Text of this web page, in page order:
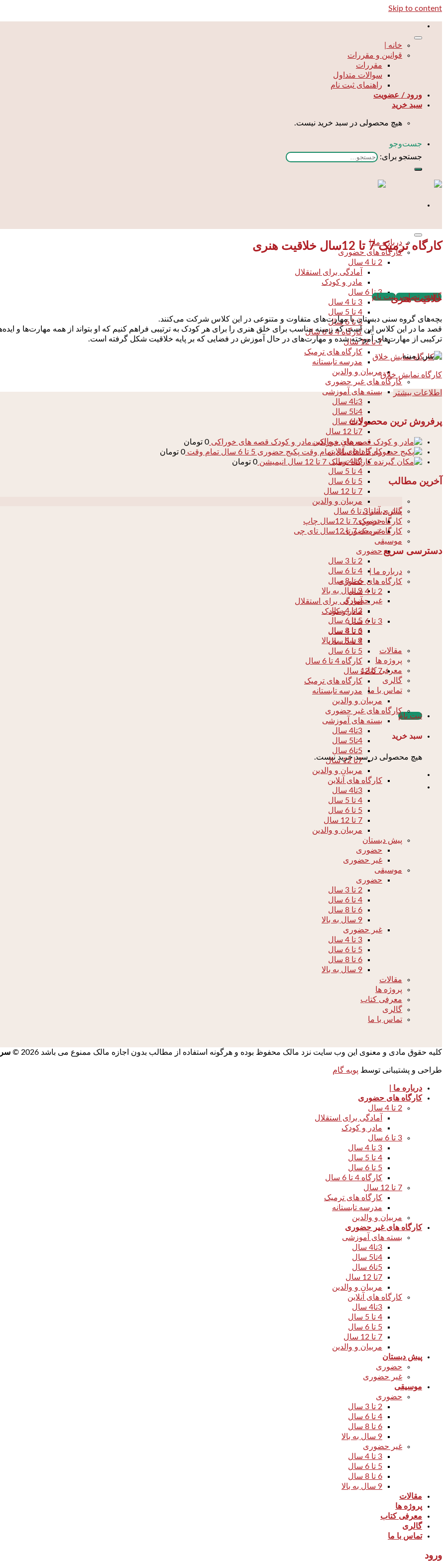
Skip to content
خانه |
قوانین و مقررات
مقررات
سوالات متداول
راهنمای ثبت نام
ورود / عضویت
سبد خرید
هیچ محصولی در سبد خرید نیست.
جست‌و‌جو
جستجو برای:
درباره ما |
کارگاه های حضوری
2 تا 4 سال
آمادگی برای استقلال
مادر و کودک
3 تا 6 سال
3 تا 4 سال
4 تا 5 سال
5 تا 6 سال
کارگاه 4 تا 6 سال
7 تا 12 سال
کارگاه های ترمیک
مدرسه تابستانه
مربیان و والدین
کارگاه های غیر حضوری
بسته های آموزشی
3تا4 سال
4تا5 سال
5تا6 سال
7تا 12 سال
مربیان و والدین
کارگاه های آنلاین
3تا4 سال
4 تا 5 سال
5 تا 6 سال
7 تا 12 سال
مربیان و والدین
پیش دبستان
حضوری
غیر حضوری
موسیقی
حضوری
2 تا 3 سال
4 تا 6 سال
6 تا 8 سال
9 سال به بالا
غیر حضوری
3 تا 4 سال
5 تا 6 سال
6 تا 8 سال
9 سال به بالا
مقالات
پروژه ها
معرفی کتاب
گالری
تماس با ما
ثبت نام
سبد خرید
هیچ محصولی در سبد خرید نیست.
کارگاه ترمیک 7 تا 12سال خلاقیت هنری
گالری تصاویر ثبت نامخلاقیت هنری
بچه‌های گروه سنی دبستان با مهارت‌های متفاوت و متنوعی در این کلاس شرکت می‌کنند.
قصد ما در این کلاس این است که زمینه مناسب برای خلق هنری را برای هر کودک به ترتیبی فراهم کنیم که او بتواند از همه مهارت‌ها و
ترکیبی از مهارت‌های آموخته شده و مهارت‌های در حال آموزش در فضایی که بر پایه خلاقیت شکل گرفته است.
کارگاه نمایش خلاق
اطلاعات بیشتر
پرفروش ترین محصولات
مادر و کودک قصه های خوراکی 0 تومان
پکیج حضوری 5 تا 6 سال تمام وقت
0 تومان
کارگاه ترمیک 7 تا 12 سال انیمیشن
0 تومان
آخرین مطالب
گالری آثار 3 تا 6 سال
کارگاه ترمیک 7 تا 12سال چاپ
کارگاه ترمیک 7 تا 12سال تای چی
دسترسی سریع
درباره ما |
کارگاه های حضوری
2 تا 4 سال
آمادگی برای استقلال
مادر و کودک
3 تا 6 سال
3 تا 4 سال
4 تا 5 سال
5 تا 6 سال
کارگاه 4 تا 6 سال
7 تا 12 سال
کارگاه های ترمیک
مدرسه تابستانه
مربیان و والدین
کارگاه های غیر حضوری
بسته های آموزشی
3تا4 سال
4تا5 سال
5تا6 سال
7تا 12 سال
مربیان و والدین
کارگاه های آنلاین
3تا4 سال
4 تا 5 سال
5 تا 6 سال
7 تا 12 سال
مربیان و والدین
پیش دبستان
حضوری
غیر حضوری
موسیقی
حضوری
2 تا 3 سال
4 تا 6 سال
6 تا 8 سال
9 سال به بالا
غیر حضوری
3 تا 4 سال
5 تا 6 سال
6 تا 8 سال
9 سال به بالا
مقالات
پروژه ها
معرفی کتاب
گالری
تماس با ما
کلیه حقوق مادی و معنوی این وب سایت نزد مالک محفوظ بوده و هرگونه استفاده از مطالب بدون اجازه مالک ممنوع می باشد 2026 ©
طراحی و پشتیبانی توسط پویه گام
درباره ما |
کارگاه های حضوری
2 تا 4 سال
آمادگی برای استقلال
مادر و کودک
3 تا 6 سال
3 تا 4 سال
4 تا 5 سال
5 تا 6 سال
کارگاه 4 تا 6 سال
7 تا 12 سال
کارگاه های ترمیک
مدرسه تابستانه
مربیان و والدین
کارگاه های غیر حضوری
بسته های آموزشی
3تا4 سال
4تا5 سال
5تا6 سال
7تا 12 سال
مربیان و والدین
کارگاه های آنلاین
3تا4 سال
4 تا 5 سال
5 تا 6 سال
7 تا 12 سال
مربیان و والدین
پیش دبستان
حضوری
غیر حضوری
موسیقی
حضوری
2 تا 3 سال
4 تا 6 سال
6 تا 8 سال
9 سال به بالا
غیر حضوری
3 تا 4 سال
5 تا 6 سال
6 تا 8 سال
9 سال به بالا
مقالات
پروژه ها
معرفی کتاب
گالری
تماس با ما
ورود